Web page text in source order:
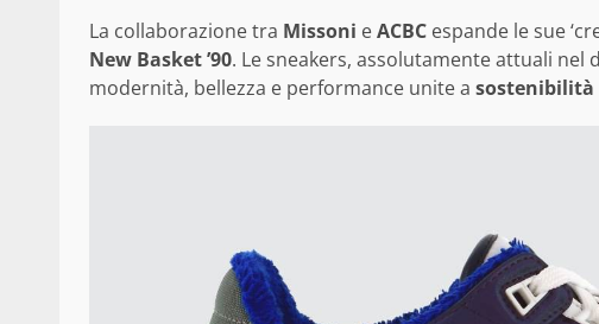
La collaborazione tra Missoni eACBC espande le sue
New Basket ’90. Le sneakers, assolutamente attuali nel
modernità, bellezza e performance unite a sostenibilità